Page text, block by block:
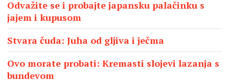
Odvažite se i probajte japansku palačinku s
jajem i kupusom
Stvara čuda: Juha od gljiva i ječma
Ovo morate probati: Kremasti slojevi lazanja s
bundevom